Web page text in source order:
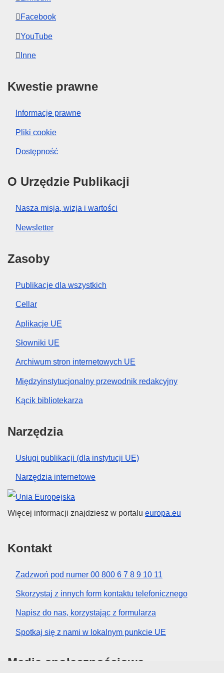
Facebook
YouTube
Inne
Kwestie prawne
Informacje prawne
Pliki cookie
Dostępność
O Urzędzie Publikacji
Nasza misja, wizja i wartości
Newsletter
Zasoby
Publikacje dla wszystkich
Cellar
Aplikacje UE
Słowniki UE
Archiwum stron internetowych UE
Międzyinstytucjonalny przewodnik redakcyjny
Kącik bibliotekarza
Narzędzia
Usługi publikacji (dla instytucji UE)
Narzędzia internetowe
Unia Europejska
Więcej informacji znajdziesz w portalu europa.eu
Kontakt
Zadzwoń pod numer 00 800 6 7 8 9 10 11
Skorzystaj z innych form kontaktu telefonicznego
Napisz do nas, korzystając z formularza
Spotkaj się z nami w lokalnym punkcie UE
Media społecznościowe